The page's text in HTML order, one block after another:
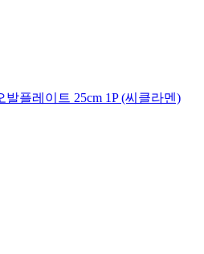
플레이트 25cm 1P (씨클라멘)